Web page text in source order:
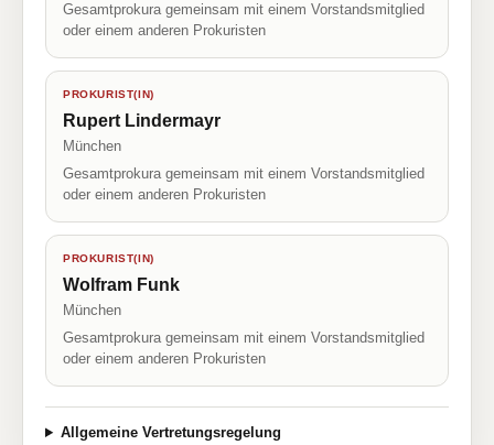
Gesamtprokura gemeinsam mit einem Vorstandsmitglied
oder einem anderen Prokuristen
PROKURIST(IN)
Rupert Lindermayr
München
Gesamtprokura gemeinsam mit einem Vorstandsmitglied
oder einem anderen Prokuristen
PROKURIST(IN)
Wolfram Funk
München
Gesamtprokura gemeinsam mit einem Vorstandsmitglied
oder einem anderen Prokuristen
Allgemeine Vertretungsregelung